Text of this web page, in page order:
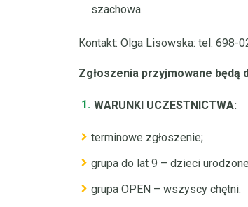
szachowa.
Kontakt: Olga Lisowska: tel. 698-
Zgłoszenia przyjmowane będą
WARUNKI UCZESTNICTWA:
terminowe zgłoszenie;
grupa do lat 9 – dzieci
grupa OPEN – wszyscy chętni.